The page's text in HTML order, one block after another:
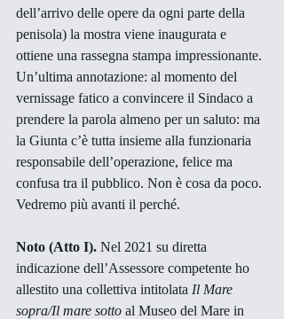
dell’arrivo delle opere da ogni parte della
penisola) la mostra viene inaugurata e
ottiene una rassegna stampa impressionante.
Un’ultima annotazione: al momento del
vernissage fatico a convincere il Sindaco a
prendere la parola almeno per un saluto: ma
la Giunta c’è tutta insieme alla funzionaria
responsabile dell’operazione, felice ma
confusa tra il pubblico. Non è cosa da poco.
Vedremo più avanti il perché.
Noto (Atto I). Nel 2021 su diretta
indicazione dell’Assessore competente ho
allestito una collettiva intitolata Il Mare
sopra/Il mare sotto al Museo del Mare in